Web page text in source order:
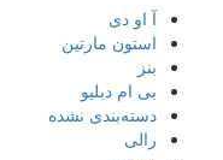
آ او دی
استون مارتین
بنز
بی ام دبلیو
دسته‌بندی نشده
رالی